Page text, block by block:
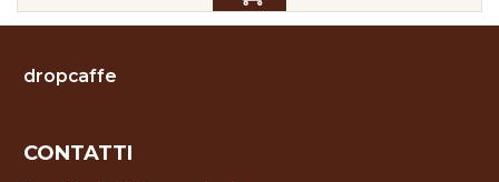
dropcaffe
CONTATTI